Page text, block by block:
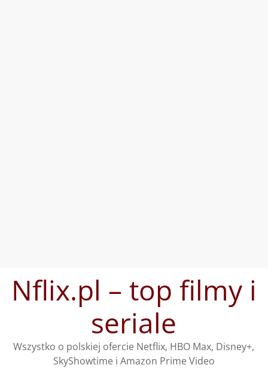
treściNflix.pl – top filmy i
seriale
Wszystko o polskiej ofercie Netflix, HBO Max, Disney+,
SkyShowtime i Amazon Prime Video